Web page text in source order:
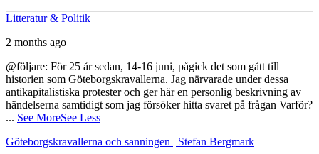
Litteratur & Politik
2 months ago
@följare: För 25 år sedan, 14-16 juni, pågick det som gått till
historien som Göteborgskravallerna. Jag närvarade under dessa
antikapitalistiska protester och ger här en personlig beskrivning av
händelserna samtidigt som jag försöker hitta svaret på frågan Varför?
... See MoreSee Less
Göteborgskravallerna och sanningen | Stefan Bergmark